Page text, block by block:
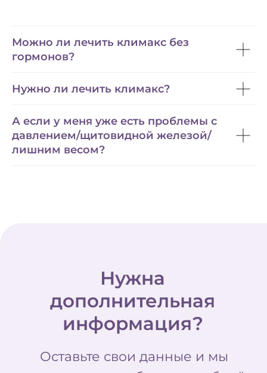
Можно ли лечить климакс без
гормонов?
Нужно ли лечить климакс?
А если у меня уже есть проблемы с
давлением/щитовидной железой/
лишним весом?